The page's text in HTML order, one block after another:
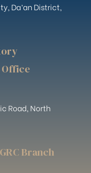
Da’an District,
Office
Road, North
Branch